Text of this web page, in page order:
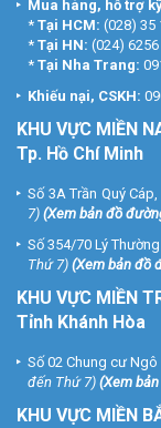
Mua hàng, hỗ trợ
* Tại HCM: (028) 35
* Tại HN: (024) 6256
* Tại Nha Trang:
Khiếu nại, CSKH:
KHU VỰC MIỀN
Tp. Hồ Chí Minh
Số 3A Trần Quý
7) (Xem bản đồ
Số 354/70 Lý
Thứ 7) (Xem bản đồ
KHU VỰC MIỀN
Tỉnh Khánh Hòa
Số 02 Chung cư Ngô
đến Thứ 7) (Xem
KHU VỰC MIỀN